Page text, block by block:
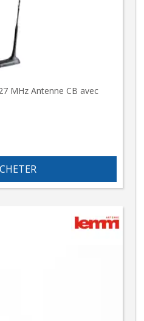
MHz Antenne CB avec